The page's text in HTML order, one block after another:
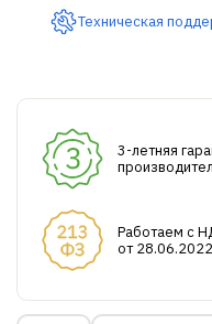
Техническая
3-летняя
Работаем с
от